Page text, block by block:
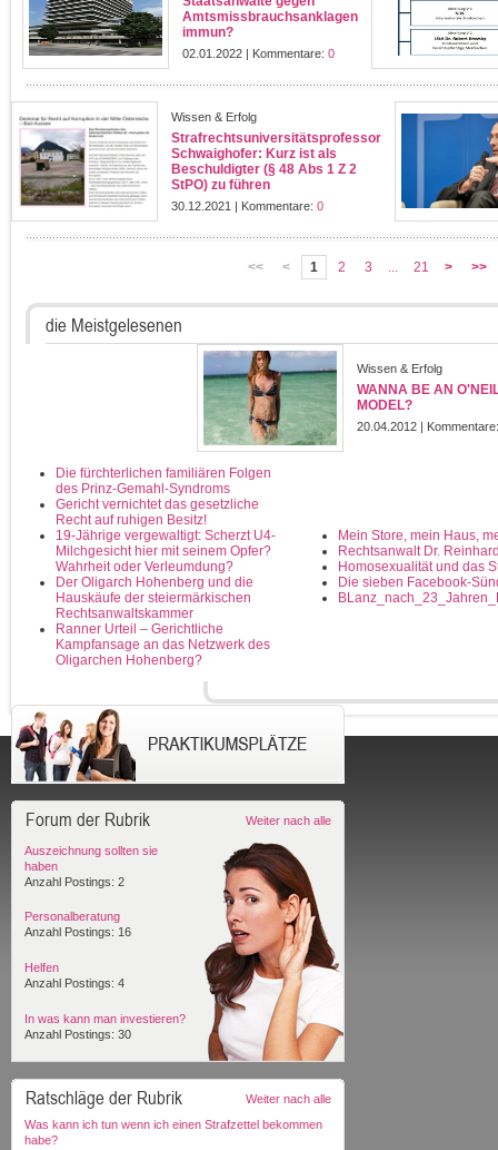
Amtsmissbrauchsanklagen
immun?
02.01.2022 | Kommentare: 0
Wissen & Erfolg
Strafrechtsuniversitätsprofessor
Schwaighofer: Kurz ist als
Beschuldigter (§ 48 Abs 1 Z 2
StPO) zu führen
30.12.2021 | Kommentare: 0
<< < 1 2 3 ... 21 > >>
die Meistgelesenen
Wissen & Erfolg
WANNA BE AN
MODEL?
20.04.2012 |
Die fürchterlichen familiären Folgen
des Prinz-Gemahl-Syndroms
Gericht vernichtet das gesetzliche
Recht auf ruhigen Besitz!
19-Jährige vergewaltigt: Scherzt U4-
Milchgesicht hier mit seinem Opfer?
Wahrheit oder Verleumdung?
Der Oligarch Hohenberg und die
Hauskäufe der steiermärkischen
Rechtsanwaltskammer
Ranner Urteil – Gerichtliche
Kampfansage an das Netzwerk des
Oligarchen Hohenberg?
Mein Store, mein Haus,
Rechtsanwalt Dr.
Homosexualität und das
Die sieben Facebook-
Forum der Rubrik Weiter nach alle
Auszeichnung sollten sie
haben
Anzahl Postings: 2
Personalberatung
Anzahl Postings: 16
Helfen
Anzahl Postings: 4
In was kann man investieren?
Anzahl Postings: 30
Ratschläge der Rubrik
Weiter nach alle
Was kann ich tun wenn ich einen Strafzettel bekommen
habe?